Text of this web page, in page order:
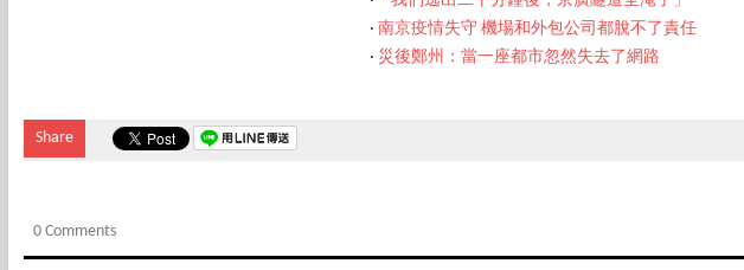
‧ 南京疫情失守 機場和外包公司都脫不了責任
‧ 災後鄭州：當一座都市忽然失去了網路
Share
0 Comments